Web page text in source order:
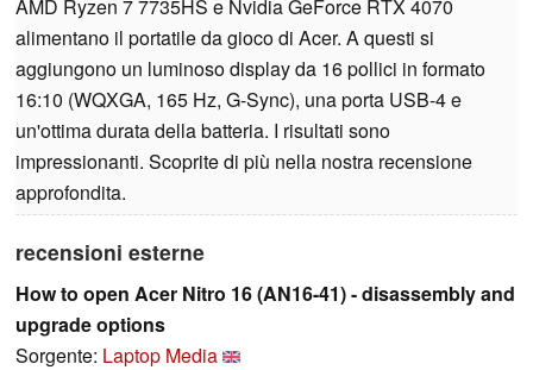
AMD Ryzen 7 7735HS e Nvidia GeForce RTX 4070
alimentano il portatile da gioco di Acer. A questi si
aggiungono un luminoso display da 16 pollici in formato
16:10 (WQXGA, 165 Hz, G-Sync), una porta USB-4 e
un'ottima durata della batteria. I risultati sono
impressionanti. Scoprite di più nella nostra recensione
approfondita.
recensioni esterne
How to open Acer Nitro 16 (AN16-41) - disassembly and
upgrade options
Sorgente: Laptop Media